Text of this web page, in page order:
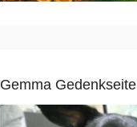
Gemma Gedenkseite